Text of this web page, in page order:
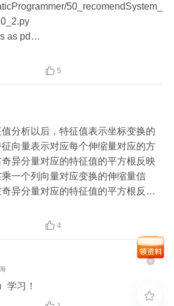
50_recomendSystem_
as pd
np
import scale
影对评分数据
latest-small/ratings.cs
量和电影对数量 这里只取前 1/10 ,
movie_num)
<= user_
 5
分析以后，特征值表示坐标变换的
向量表示对应每个伸缩量对应的方
异分量对应的特征值的平方根反映
一个列向量对应变换的伸缩量信
异分量对应的特征值的平方根反映
一个行向量对应变换的伸缩信息。
反映的是用户和电影的关系，经过特
后，变成用户-主题-电影。因为左右奇
式值为1的方阵，主题对角阵也就完
阵的分量大小，对角阵每个元素大
的相对重要程度。主题分量对应的矢
 4
学习！
